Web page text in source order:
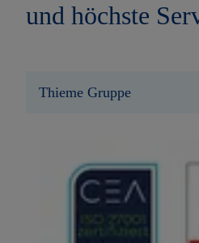
und höchste
Thieme Gruppe